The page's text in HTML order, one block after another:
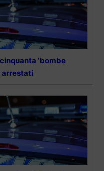
‘bombe
arrestati